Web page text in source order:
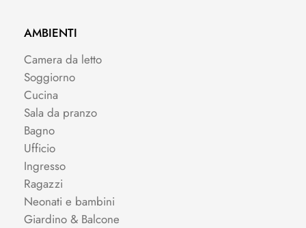
AMBIENTI
Camera da letto
Soggiorno
Cucina
Sala da pranzo
Bagno
Ufficio
Ingresso
Ragazzi
Neonati e bambini
Giardino & Balcone